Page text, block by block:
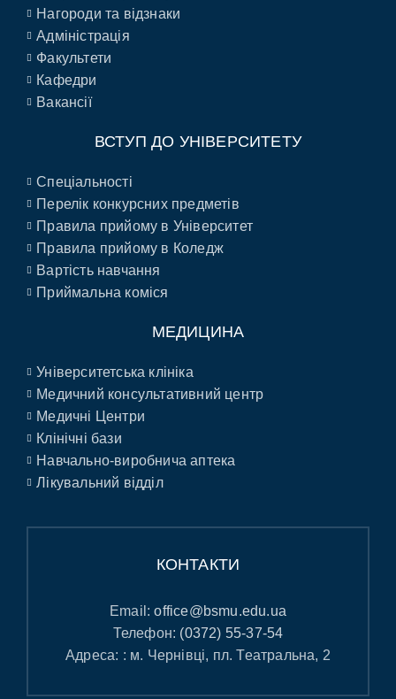
Нагороди та відзнаки
Адміністрація
Факультети
Кафедри
Вакансії
ВСТУП ДО УНІВЕРСИТЕТУ
Спеціальності
Перелік конкурсних предметів
Правила прийому в Університет
Правила прийому в Коледж
Вартість навчання
Приймальна коміся
МЕДИЦИНА
Університетська клініка
Медичний консультативний центр
Медичні Центри
Клінічні бази
Навчально-виробнича аптека
Лікувальний відділ
КОНТАКТИ
Email:office@bsmu.edu.ua
Телефон: (0372) 55-37-54
Адреса: : м. Чернівці, пл. Театральна, 2